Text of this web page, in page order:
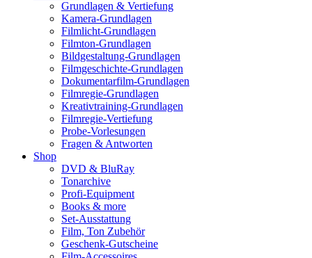
Grundlagen & Vertiefung
Kamera-Grundlagen
Filmlicht-Grundlagen
Filmton-Grundlagen
Bildgestaltung-Grundlagen
Filmgeschichte-Grundlagen
Dokumentarfilm-Grundlagen
Filmregie-Grundlagen
Kreativtraining-Grundlagen
Filmregie-Vertiefung
Probe-Vorlesungen
Fragen & Antworten
Shop
DVD & BluRay
Tonarchive
Profi-Equipment
Books & more
Set-Ausstattung
Film, Ton Zubehör
Geschenk-Gutscheine